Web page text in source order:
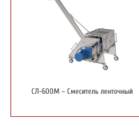
СЛ-600М – Смеситель ленточный